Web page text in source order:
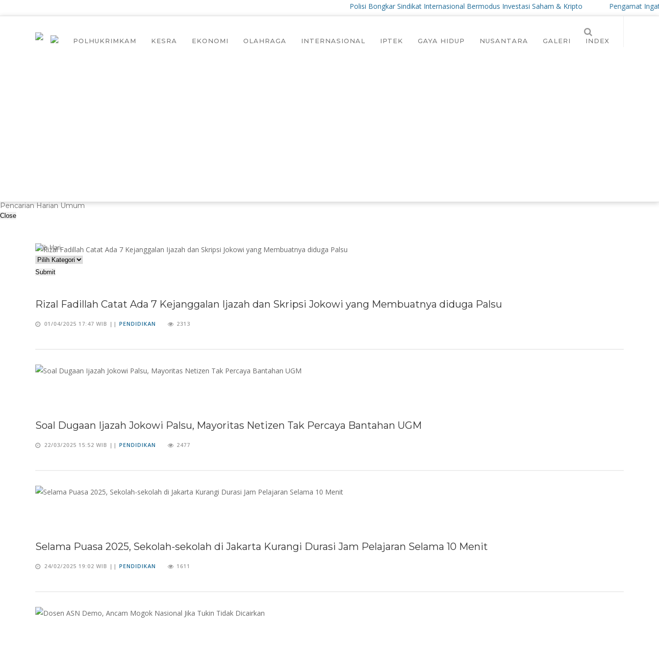
Polisi Bongkar Sindikat Internasional Bermodus Investasi Saham & Kripto Pengamat Ingatkan
POLHUKRIMKAM KESRA EKONOMI OLAHRAGA INTERNASIONAL IPTEK GAYA HIDUP NUSANTARA GALERI INDEX
Pencarian Harian Umum
Close
Submit
Rizal Fadillah Catat Ada 7 Kejanggalan Ijazah dan Skripsi Jokowi yang Membuatnya diduga Palsu
01/04/2025 17:47 WIB || PENDIDIKAN 2313
Soal Dugaan Ijazah Jokowi Palsu, Mayoritas Netizen Tak Percaya Bantahan UGM
22/03/2025 15:52 WIB || PENDIDIKAN 2477
Selama Puasa 2025, Sekolah-sekolah di Jakarta Kurangi Durasi Jam Pelajaran Selama 10 Menit
24/02/2025 19:02 WIB || PENDIDIKAN 1611